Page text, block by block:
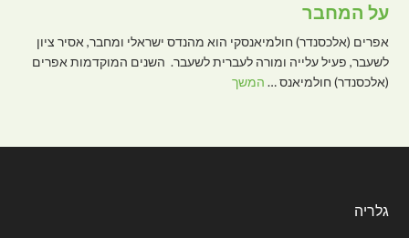
על המחבר
אפרים (אלכסנדר) חולמיאנסקי הוא מהנדס ישראלי ומחבר, אסיר ציון
לשעבר, פעיל עלייה ומורה לעברית לשעבר. השנים המוקדמות אפרים
(אלכסנדר) חולמיאנס …המשך
גלריה